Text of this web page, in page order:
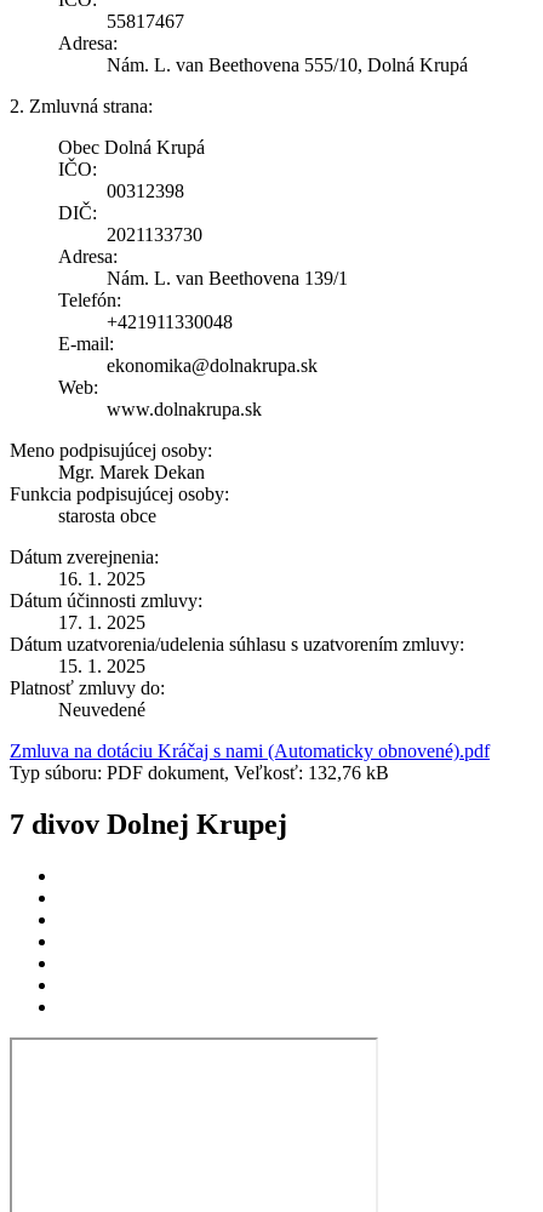
55817467
Adresa:
Nám. L. van Beethovena 555/10, Dolná Krupá
2. Zmluvná strana:
Obec Dolná Krupá
IČO:
00312398
DIČ:
2021133730
Adresa:
Nám. L. van Beethovena 139/1
Telefón:
+421911330048
E-mail:
ekonomika@dolnakrupa.sk
Web:
www.dolnakrupa.sk
Meno podpisujúcej osoby:
Mgr. Marek Dekan
Funkcia podpisujúcej osoby:
starosta obce
Dátum zverejnenia:
16. 1. 2025
Dátum účinnosti zmluvy:
17. 1. 2025
Dátum uzatvorenia/udelenia súhlasu s uzatvorením zmluvy:
15. 1. 2025
Platnosť zmluvy do:
Neuvedené
Zmluva na dotáciu Kráčaj s nami (Automaticky obnovené).pdf
Typ súboru: PDF dokument, Veľkosť: 132,76 kB
7 divov Dolnej Krupej